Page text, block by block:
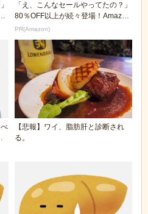
「え、こんなセールやってたの？」
80％OFF以上が続々登場！Amazon
の本気が...
PR(Amazon)
【悲報】ワイ、脂肪肝と診断され
る。